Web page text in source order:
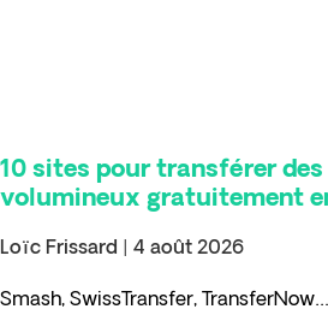
10 sites pour transférer
volumineux gratuitement
Loïc Frissard 4 août 2026
Smash, SwissTransfer,